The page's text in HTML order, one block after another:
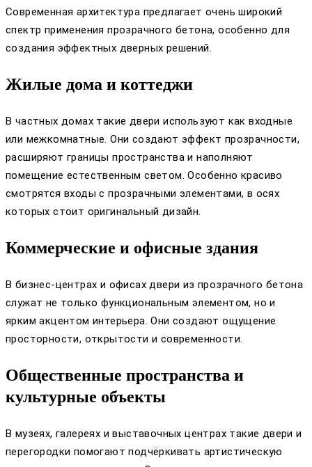
Современная архитектура предлагает очень широкий
спектр применения прозрачного бетона, особенно для
создания эффектных дверных решений.
Жилые дома и коттеджи
В частных домах такие двери используют как входные
или межкомнатные. Они создают эффект прозрачности,
расширяют границы пространства и наполняют
помещение естественным светом. Особенно красиво
смотрятся входы с прозрачными элементами, в осях
которых стоит оригинальный дизайн.
Коммерческие и офисные здания
В бизнес-центрах и офисах двери из прозрачного бетона
служат не только функциональным элементом, но и
ярким акцентом интерьера. Они создают ощущение
просторности, открытости и современности.
Общественные пространства и
культурные объекты
В музеях, галереях и выставочных центрах такие двери и
перегородки помогают подчёркивать артистическую